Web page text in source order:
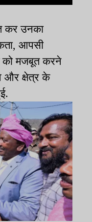
कर उनका
आपसी
को मजबूत करने
और क्षेत्र के